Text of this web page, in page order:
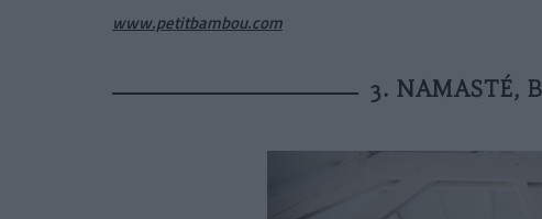
www.petitbambou.com
3. NAMASTÉ,